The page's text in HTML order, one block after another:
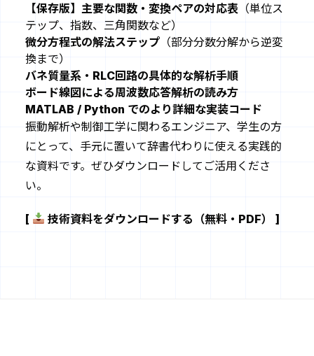
【保存版】主要な関数・変換ペアの対応表（単位ス
テップ、指数、三角関数など）
微分方程式の解法ステップ（部分分数分解から逆変
換まで）
バネ質量系・RLC回路の具体的な解析手順
ボード線図による周波数応答解析の読み方
MATLAB / Python でのより詳細な実装コード
振動解析や制御工学に関わるエンジニア、学生の方
にとって、手元に置いて辞書代わりに使える実践的
な資料です。ぜひダウンロードしてご活用くださ
い。
[ 技術資料をダウンロードする（無料・PDF） ]